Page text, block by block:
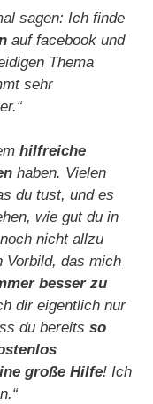
sagen: Ich finde
auf facebook und
Thema
sehr
hilfreiche
haben. Vielen
du tust, und es
wie gut du in
nicht allzu
Vorbild, das mich
besser zu
dir eigentlich nur
du bereitsso
große Hilfe! Ich